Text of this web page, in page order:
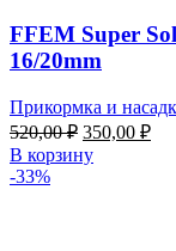
FFEM Super
16/20mm
Прикормка и
520,00₽ 350,00 ₽
В корзину
-33%